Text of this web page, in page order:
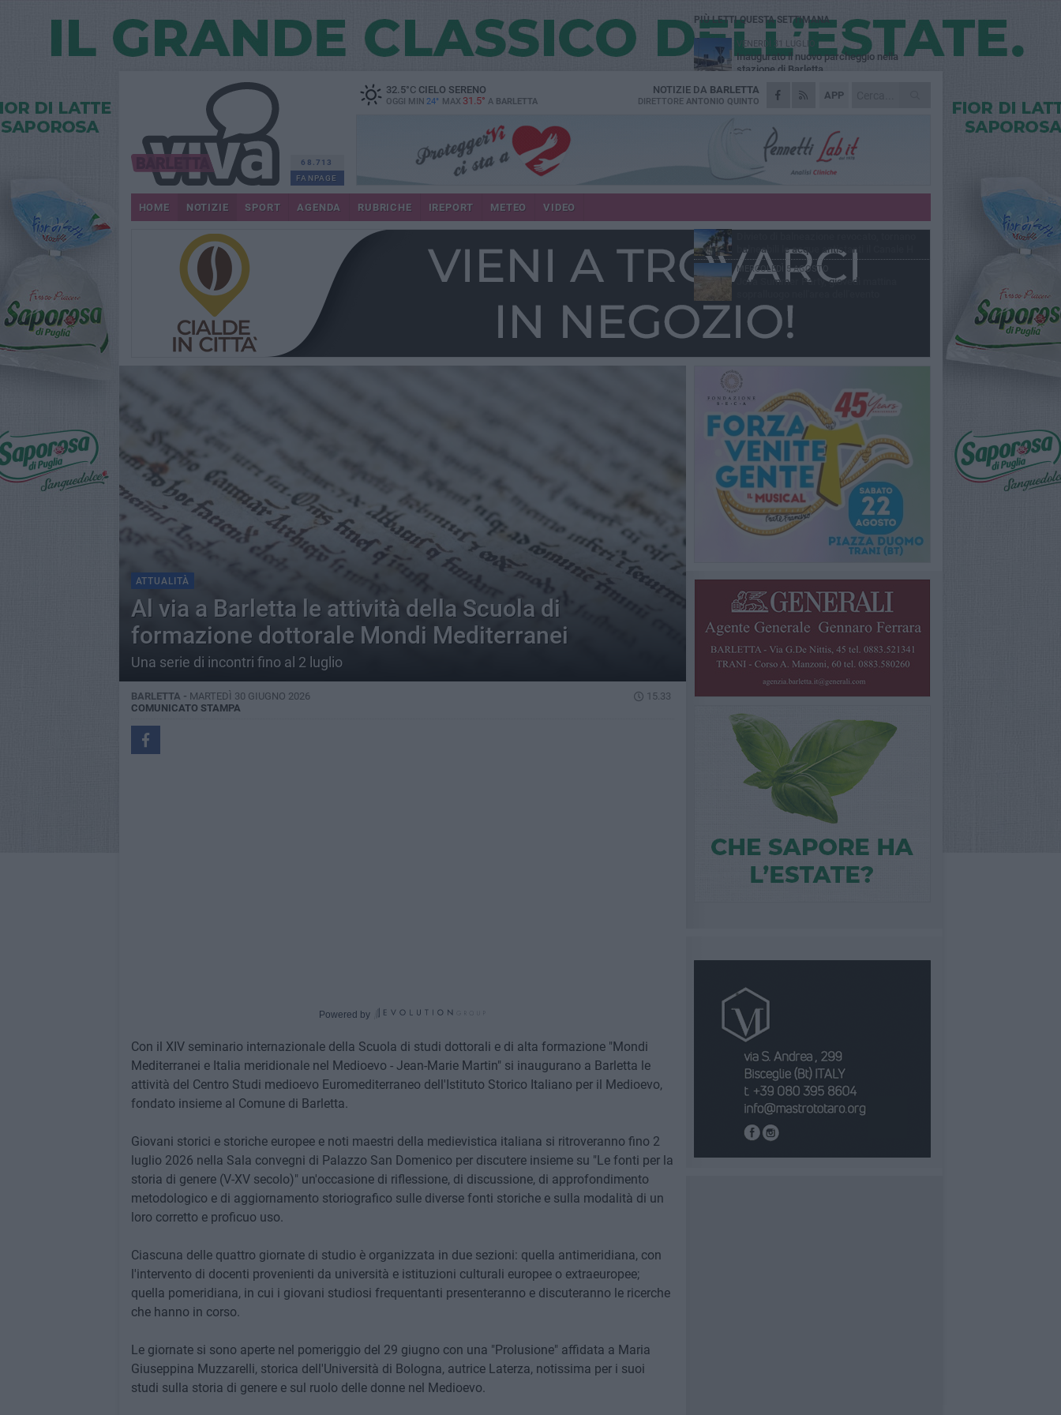
68.713
FANPAGE
32.5°CCIELO SERENO
OGGI MIN 24° MAX 31.5° A BARLETTA
APP
NOTIZIE DA BARLETTA
DIRETTORE ANTONIO QUINTO
HOME NOTIZIE SPORT AGENDA RUBRICHE IREPORT METEO VIDEO
ATTUALITÀ
Al via a Barletta le attività della Scuola di
formazione dottorale Mondi Mediterranei
Una serie di incontri fino al 2 luglio
BARLETTA - MARTEDÌ 30 GIUGNO 2026
15.33
COMUNICATO STAMPA
Powered by
Con il XIV seminario internazionale della Scuola di studi dottorali e di alta formazione "Mondi
Mediterranei e Italia meridionale nel Medioevo - Jean-Marie Martin" si inaugurano a Barletta le
attività del Centro Studi medioevo Euromediterraneo dell'Istituto Storico Italiano per il Medioevo,
fondato insieme al Comune di Barletta.
Giovani storici e storiche europee e noti maestri della medievistica italiana si ritroveranno fino 2
luglio 2026 nella Sala convegni di Palazzo San Domenico per discutere insieme su "Le fonti per la
storia di genere (V-XV secolo)" un'occasione di riflessione, di discussione, di approfondimento
metodologico e di aggiornamento storiografico sulle diverse fonti storiche e sulla modalità di un
loro corretto e proficuo uso.
Ciascuna delle quattro giornate di studio è organizzata in due sezioni: quella antimeridiana, con
l'intervento di docenti provenienti da università e istituzioni culturali europee o extraeuropee;
quella pomeridiana, in cui i giovani studiosi frequentanti presenteranno e discuteranno le ricerche
che hanno in corso.
Le giornate si sono aperte nel pomeriggio del 29 giugno con una "Prolusione" affidata a Maria
Giuseppina Muzzarelli, storica dell'Università di Bologna, autrice Laterza, notissima per i suoi
studi sulla storia di genere e sul ruolo delle donne nel Medioevo.
PIÙ LETTI QUESTA SETTIMANA
VENERDÌ 31 LUGLIO
Inaugurato il nuovo parcheggio nella
stazione di Barletta
MERCOLEDÌ 5 AGOSTO
Barletta piange Gioacchino Dagnello:
GIOVEDÌ 30 LUGLIO
Rapina all'Ipercoop di Barletta: nel mirino la
gioielleria, banditi in fuga
DOMENICA 2 AGOSTO
Beni confiscati alla mafia. Nasce il servizio
VENERDÌ 31 LUGLIO
balneabili le acque antistanti il Canale H
MERCOLEDÌ 5 AGOSTO
Jova Summer Party, giovedì mattina